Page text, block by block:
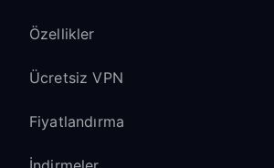
Özellikler
Ücretsiz VPN
Fiyatlandırma